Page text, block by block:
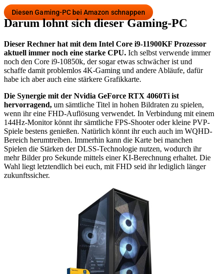
Diesen Gaming-PC bei Amazon schnappen
Darum lohnt sich dieser Gaming-PC
Dieser Rechner hat mit dem Intel Core i9-11900KF Prozessor
aktuell immer noch eine starke CPU. Ich selbst verwende immer
noch den Core i9-10850k, der sogar etwas schwächer ist und
schaffe damit problemlos 4K-Gaming und andere Abläufe, dafür
habe ich aber auch eine stärkere Grafikkarte.
Die Synergie mit der Nvidia GeForce RTX 4060Ti ist
hervorragend, um sämtliche Titel in hohen Bildraten zu spielen,
wenn ihr eine FHD-Auflösung verwendet. In Verbindung mit einem
144Hz-Monitor könnt ihr sämtliche FPS-Shooter oder kleine PVP-
Spiele bestens genießen. Natürlich könnt ihr euch auch im WQHD-
Bereich herumtreiben. Immerhin kann die Karte bei manchen
Spielen die Stärken der DLSS-Technologie nutzen, wodurch ihr
mehr Bilder pro Sekunde mittels einer KI-Berechnung erhaltet. Die
Wahl liegt letztendlich bei euch, mit FHD seid ihr lediglich länger
zukunftssicher.